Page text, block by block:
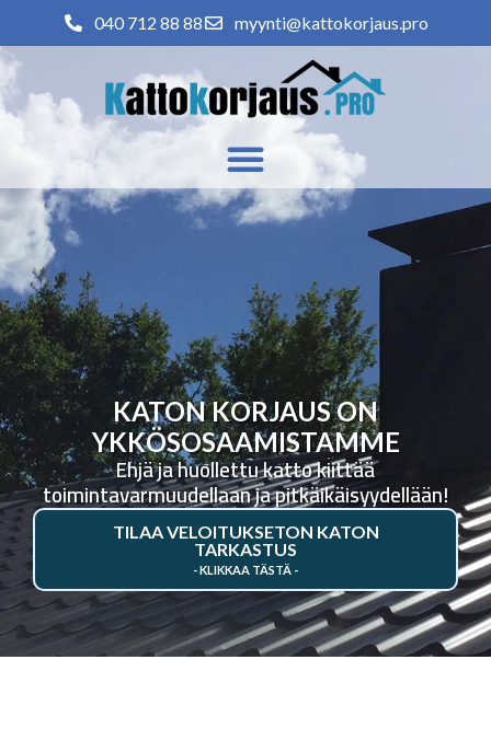
040 712 88 88 myynti@kattokorjaus.pro
KATON KORJAUS ON
YKKÖSOSAAMISTAMME
Ehjä ja huollettu katto kiittää
toimintavarmuudellaan ja pitkäikäisyydellään!
TILAA VELOITUKSETON KATON
TARKASTUS